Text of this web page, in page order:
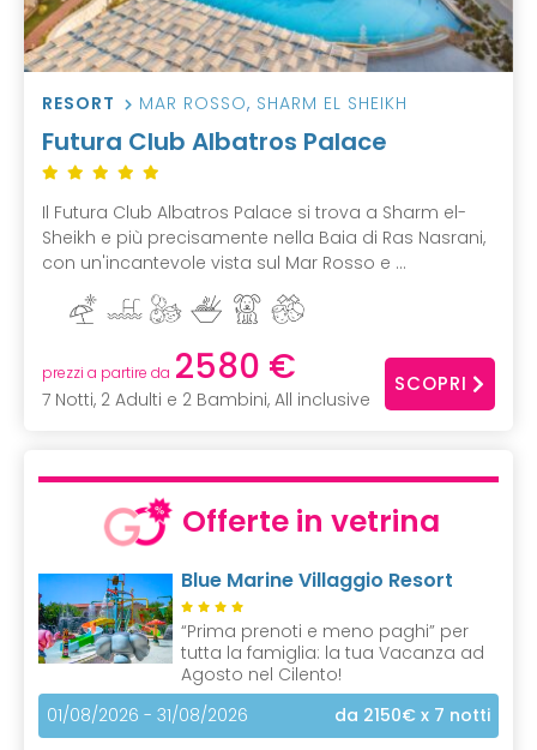
RESORT MAR ROSSO, SHARM EL SHEIKH
Futura Club Albatros Palace
Il Futura Club Albatros Palace si trova a Sharm el-
Sheikh e più precisamente nella Baia di Ras Nasrani,
con un'incantevole vista sul Mar Rosso e ...
prezzi a partire da 2580 €
7 Notti, 2 Adulti e 2 Bambini, All inclusive
SCOPRI
Offerte in vetrina
Blue Marine Villaggio Resort
“Prima prenoti e meno paghi” per
tutta la famiglia: la tua Vacanza ad
Agosto nel Cilento!
01/08/2026 - 31/08/2026
da 2150€ x 7 notti